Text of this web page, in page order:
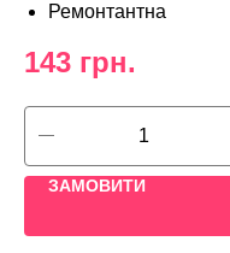
Ремонтантна
143 грн.
ЗАМОВИТИ